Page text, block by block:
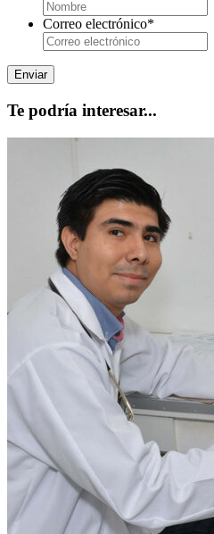
Correo electrónico*
Te podría interesar...